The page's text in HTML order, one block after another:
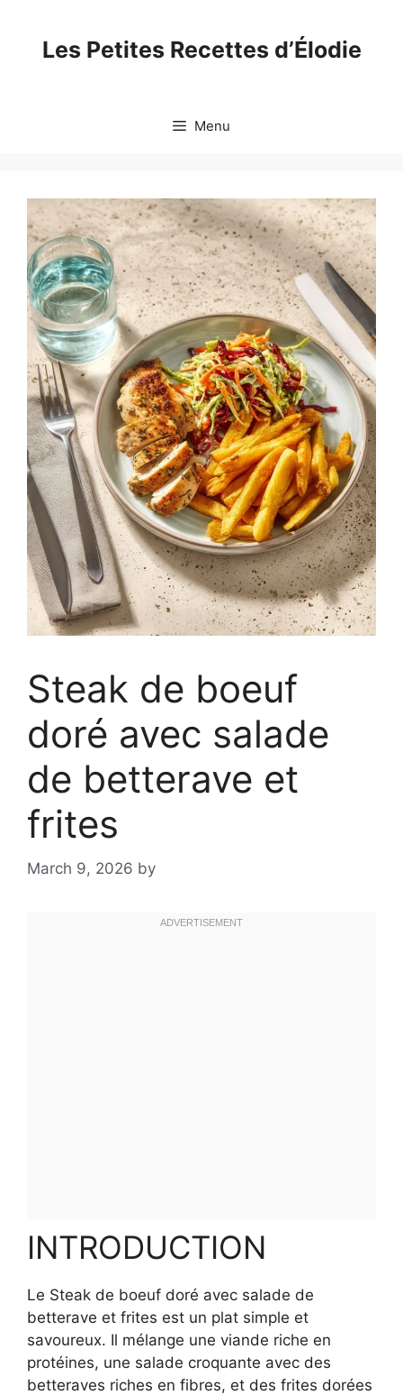
contentLes Petites Recettes d’Élodie
Menu
Steak de boeuf
doré avec salade
de betterave et
frites
March 9, 2026 by
INTRODUCTION
Le Steak de boeuf doré avec salade de
betterave et frites est un plat simple et
savoureux. Il mélange une viande riche en
protéines, une salade croquante avec des
betteraves riches en fibres, et des frites dorées